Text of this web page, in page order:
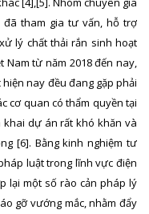
đã tham gia tư vấn, hỗ trợ
lý chất thải rắn sinh hoạt
Nam từ năm 2018 đến nay,
nay đều đang gặp phải
cơ quan có thẩm quyền tại
khai dự án rất khó khăn và
[6]. Bằng kinh nghiệm tư
luật trong lĩnh vực điện
lại một số rào cản pháp lý
gỡ vướng mắc, nhằm đẩy